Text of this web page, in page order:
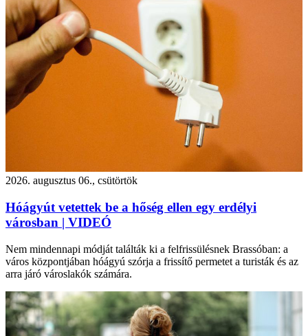
2026. augusztus 06., csütörtök
Hóágyút vetettek be a hőség ellen egy erdélyi
városban | VIDEÓ
Nem mindennapi módját találták ki a felfrissülésnek Brassóban: a
város központjában hóágyú szórja a frissítő permetet a turisták és az
arra járó városlakók számára.